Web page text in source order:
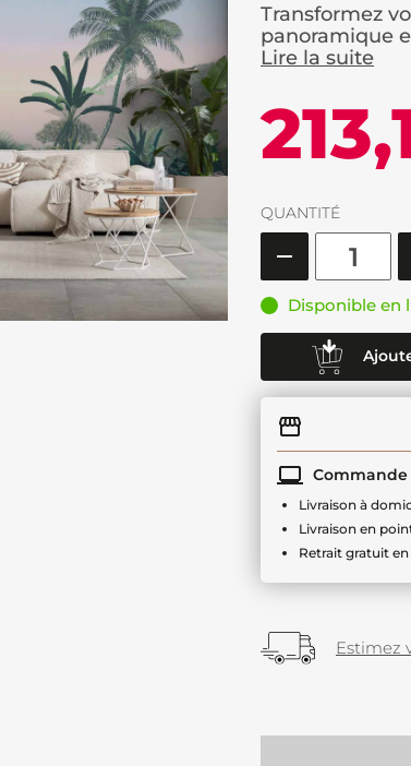
Transformez
panoramique
Lire la suite
QUANTITÉ
Disponible en
Livraison à
Livraison en
Retrait gratuit
Estimez